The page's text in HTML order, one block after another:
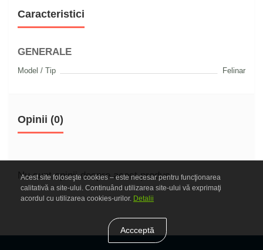
Caracteristici
GENERALE
Model / Tip Felinar
Opinii (0)
Nu sunt opinii despre acest produs.
Acest site foloseşte cookies – este necesar pentru funcţionarea
calitativă a site-ului. Continuând utilizarea site-ului vă exprimaţi
acordul cu utilizarea cookies-urilor. Detalii
Accceptă